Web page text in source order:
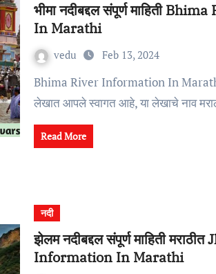
भीमा नदीबद्दल संपूर्ण माहिती
In Marathi
vedu Feb 13, 2024
Bhima River Information In Marathi नमस्कार मित्रांनो, आजच्या
लेखात आपले स्वागत आहे, या लेखाचे नाव
Read More
नदी
झेलम नदीबद्दल संपूर्ण माहिती
Information In Marathi